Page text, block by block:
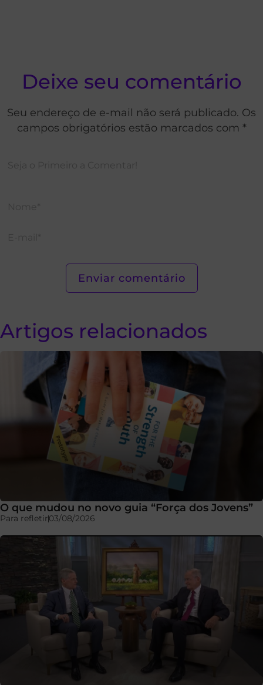
Deixe seu comentário
Seu endereço de e-mail não será publicado. Os
campos obrigatórios estão marcados com *
Artigos relacionados
O que mudou no novo guia “Força dos Jovens”
Para refletir03/08/2026